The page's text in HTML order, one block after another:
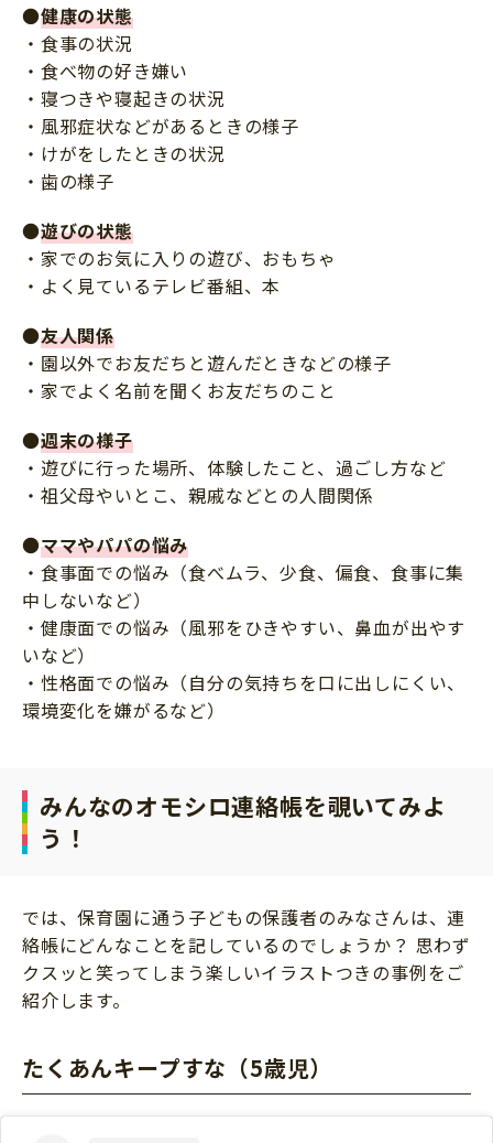
●健康の状態
・食事の状況
・食べ物の好き嫌い
・寝つきや寝起きの状況
・風邪症状などがあるときの様子
・けがをしたときの状況
・歯の様子
●遊びの状態
・家でのお気に入りの遊び、おもちゃ
・よく見ているテレビ番組、本
●友人関係
・園以外でお友だちと遊んだときなどの様子
・家でよく名前を聞くお友だちのこと
●週末の様子
・遊びに行った場所、体験したこと、過ごし方など
・祖父母やいとこ、親戚などとの人間関係
●ママやパパの悩み
・食事面での悩み（食べムラ、少食、偏食、食事に集
中しないなど）
・健康面での悩み（風邪をひきやすい、鼻血が出やす
いなど）
・性格面での悩み（自分の気持ちを口に出しにくい、
環境変化を嫌がるなど）
みんなのオモシロ連絡帳を覗いてみよ
う！
では、保育園に通う子どもの保護者のみなさんは、連
絡帳にどんなことを記しているのでしょうか？ 思わず
クスッと笑ってしまう楽しいイラストつきの事例をご
紹介します。
たくあんキープすな（5歳児）